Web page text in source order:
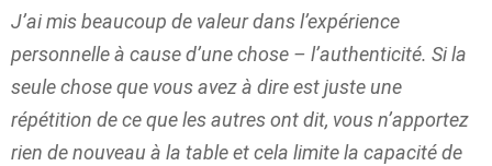
J’ai mis beaucoup de valeur dans l’expérience
personnelle à cause d’une chose – l’authenticité. Si la
seule chose que vous avez à dire est juste une
répétition de ce que les autres ont dit, vous n’apportez
rien de nouveau à la table et cela limite la capacité de